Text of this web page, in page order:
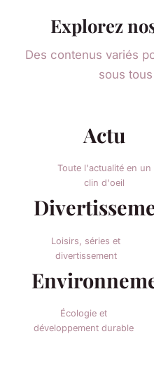
Explorez
Des contenus variés
sous
Actu
Toute l'actualité en un
clin d'oeil
Loisirs, séries et
divertissement
Écologie et
développement durable